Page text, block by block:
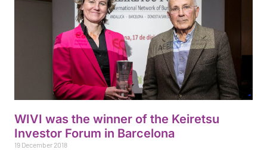
WIVI was the winner of the Keiretsu
Investor Forum in Barcelona
19 December 2018